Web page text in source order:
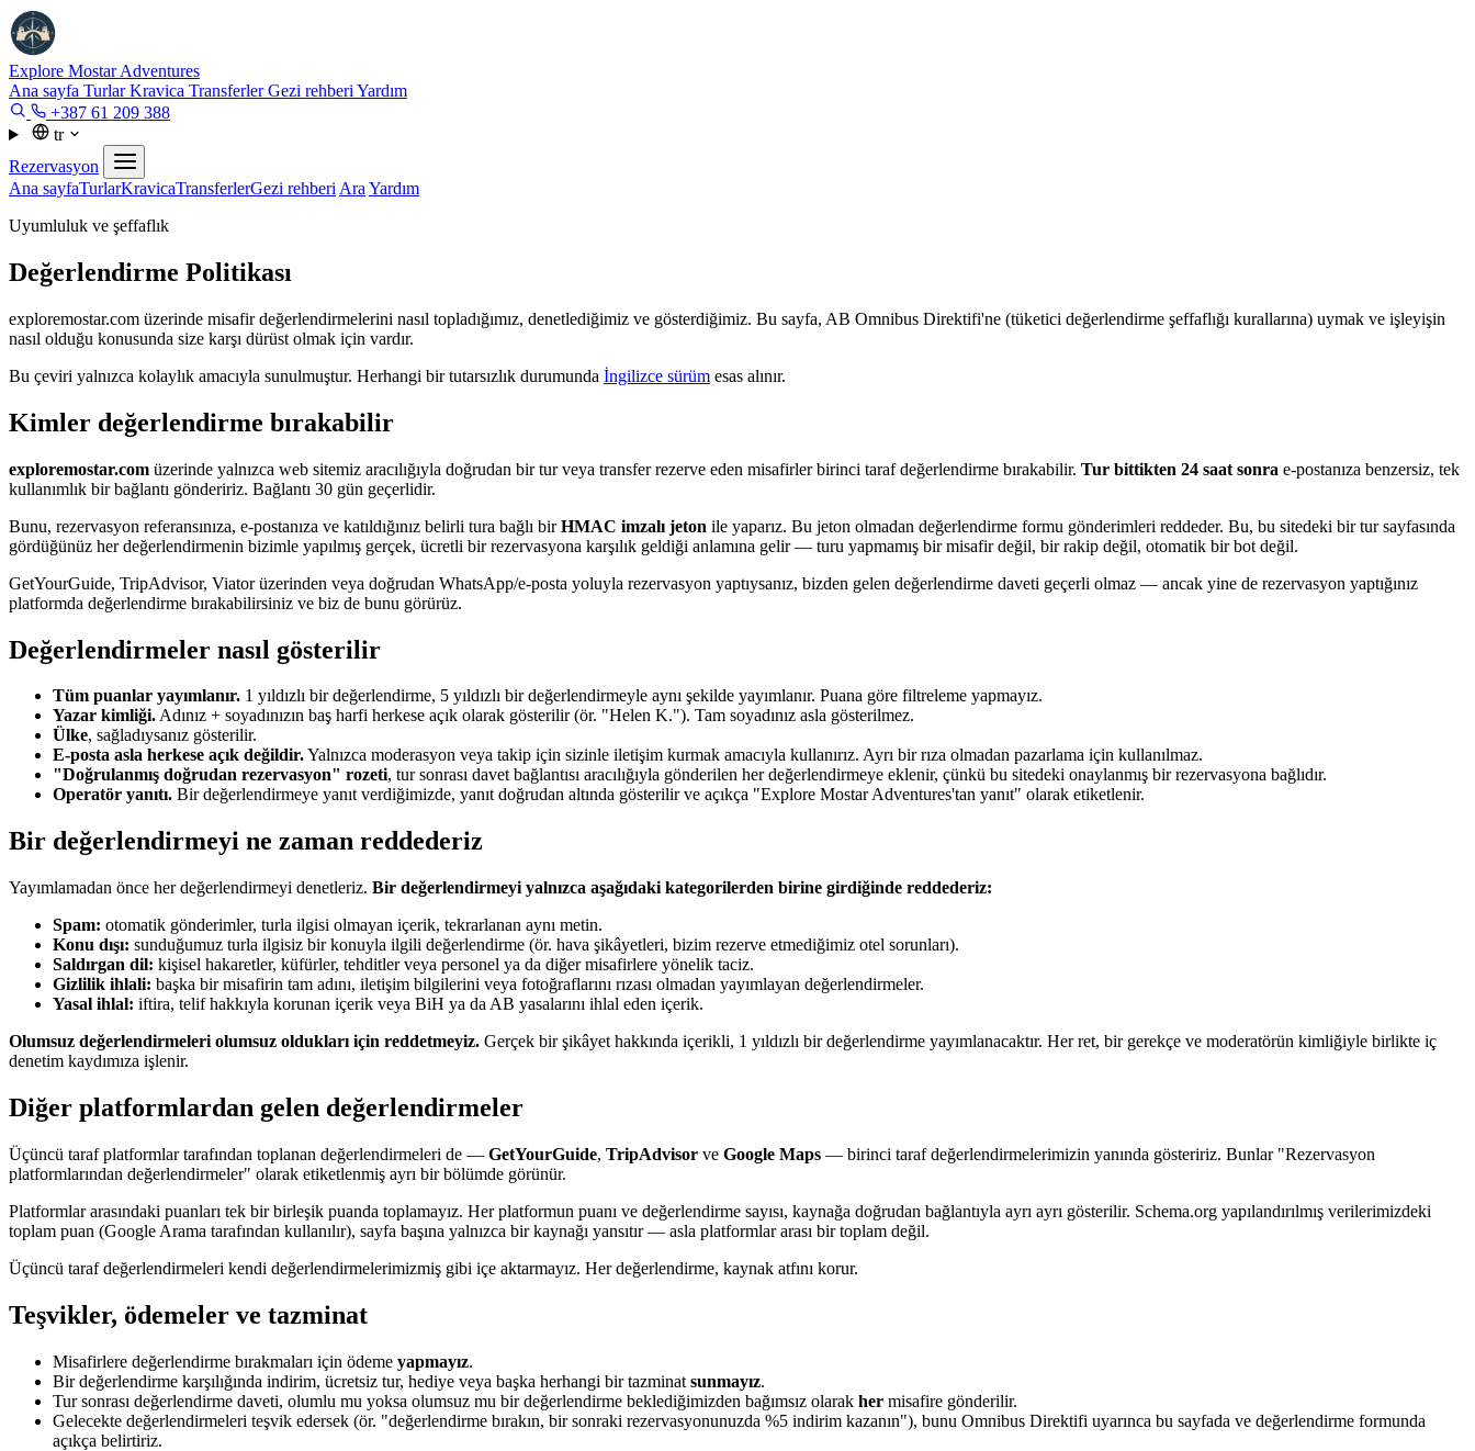
Explore MostarAdventures
Ana sayfa TurlarKravica TransferlerGezi rehberi Yardım
+387 61 209 388
tr
Rezervasyon
Ana sayfaTurlarKravicaTransferlerGezi rehberi Ara Yardım
Uyumluluk ve şeffaflık
Değerlendirme Politikası
exploremostar.com üzerinde misafir değerlendirmelerini nasıl topladığımız, denetlediğimiz ve gösterdiğimiz. Bu sayfa, AB Omnibus Direktifi'ne (tüketici değerlendirme şeffaflığı kurallarına) uymak ve işleyişin
nasıl olduğu konusunda size karşı dürüst olmak için vardır.
Bu çeviri yalnızca kolaylık amacıyla sunulmuştur. Herhangi bir tutarsızlık durumunda İngilizce sürüm esas alınır.
Kimler değerlendirme bırakabilir
exploremostar.com üzerinde yalnızca web sitemiz aracılığıyla doğrudan bir tur veya transfer rezerve eden misafirler birinci taraf değerlendirme bırakabilir. Tur bittikten 24 saat sonra e-postanıza benzersiz, tek
kullanımlık bir bağlantı göndeririz. Bağlantı 30 gün geçerlidir.
Bunu, rezervasyon referansınıza, e-postanıza ve katıldığınız belirli tura bağlı birHMAC imzalı jeton ile yaparız. Bu jeton olmadan değerlendirme formu gönderimleri reddeder. Bu, bu sitedeki bir tur sayfasında
gördüğünüz her değerlendirmenin bizimle yapılmış gerçek, ücretli bir rezervasyona karşılık geldiği anlamına gelir — turu yapmamış bir misafir değil, bir rakip değil, otomatik bir bot değil.
GetYourGuide, TripAdvisor, Viator üzerinden veya doğrudan WhatsApp/e-posta yoluyla rezervasyon yaptıysanız, bizden gelen değerlendirme daveti geçerli olmaz — ancak yine de rezervasyon yaptığınız
platformda değerlendirme bırakabilirsiniz ve biz de bunu görürüz.
Değerlendirmeler nasıl gösterilir
Tüm puanlar yayımlanır. 1 yıldızlı bir değerlendirme, 5 yıldızlı bir değerlendirmeyle aynı şekilde yayımlanır. Puana göre filtreleme yapmayız.
Yazar kimliği.Adınız + soyadınızın baş harfi herkese açık olarak gösterilir (ör. "Helen K."). Tam soyadınız asla gösterilmez.
Ülke, sağladıysanız gösterilir.
E-posta asla herkese açık değildir.Yalnızca moderasyon veya takip için sizinle iletişim kurmak amacıyla kullanırız. Ayrı bir rıza olmadan pazarlama için kullanılmaz.
"Doğrulanmış doğrudan rezervasyon" rozeti, tur sonrası davet bağlantısı aracılığıyla gönderilen her değerlendirmeye eklenir, çünkü bu sitedeki onaylanmış bir rezervasyona bağlıdır.
Operatör yanıtı. Bir değerlendirmeye yanıt verdiğimizde, yanıt doğrudan altında gösterilir ve açıkça "Explore Mostar Adventures'tan yanıt" olarak etiketlenir.
Bir değerlendirmeyi ne zaman reddederiz
Yayımlamadan önce her değerlendirmeyi denetleriz. Bir değerlendirmeyi yalnızca aşağıdaki kategorilerden birine girdiğinde reddederiz:
Spam: otomatik gönderimler, turla ilgisi olmayan içerik, tekrarlanan aynı metin.
Konu dışı: sunduğumuz turla ilgisiz bir konuyla ilgili değerlendirme (ör. hava şikâyetleri, bizim rezerve etmediğimiz otel sorunları).
Saldırgan dil: kişisel hakaretler, küfürler, tehditler veya personel ya da diğer misafirlere yönelik taciz.
Gizlilik ihlali: başka bir misafirin tam adını, iletişim bilgilerini veya fotoğraflarını rızası olmadan yayımlayan değerlendirmeler.
Yasal ihlal: iftira, telif hakkıyla korunan içerik veya BiH ya da AB yasalarını ihlal eden içerik.
Olumsuz değerlendirmeleri olumsuz oldukları için reddetmeyiz. Gerçek bir şikâyet hakkında içerikli, 1 yıldızlı bir değerlendirme yayımlanacaktır. Her ret, bir gerekçe ve moderatörün kimliğiyle birlikte iç
denetim kaydımıza işlenir.
Diğer platformlardan gelen değerlendirmeler
Üçüncü taraf platformlar tarafından toplanan değerlendirmeleri de — GetYourGuide, TripAdvisor ve Google Maps — birinci taraf değerlendirmelerimizin yanında gösteririz. Bunlar "Rezervasyon
platformlarından değerlendirmeler" olarak etiketlenmiş ayrı bir bölümde görünür.
Platformlar arasındaki puanları tek bir birleşik puanda toplamayız. Her platformun puanı ve değerlendirme sayısı, kaynağa doğrudan bağlantıyla ayrı ayrı gösterilir. Schema.org yapılandırılmış verilerimizdeki
toplam puan (Google Arama tarafından kullanılır), sayfa başına yalnızca bir kaynağı yansıtır — asla platformlar arası bir toplam değil.
Üçüncü taraf değerlendirmeleri kendi değerlendirmelerimizmiş gibi içe aktarmayız. Her değerlendirme, kaynak atfını korur.
Teşvikler, ödemeler ve tazminat
Misafirlere değerlendirme bırakmaları için ödeme yapmayız.
Bir değerlendirme karşılığında indirim, ücretsiz tur, hediye veya başka herhangi bir tazminat sunmayız.
Tur sonrası değerlendirme daveti, olumlu mu yoksa olumsuz mu bir değerlendirme beklediğimizden bağımsız olarak her misafire gönderilir.
Gelecekte değerlendirmeleri teşvik edersek (ör. "değerlendirme bırakın, bir sonraki rezervasyonunuzda %5 indirim kazanın"), bunu Omnibus Direktifi uyarınca bu sayfada ve değerlendirme formunda
açıkça belirtiriz.